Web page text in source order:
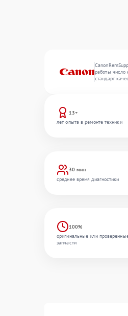
работы число
стандарт
13+
лет опыта в ремонте техники
30 мин
среднее время диагностики
100%
оригинальные или
запчасти